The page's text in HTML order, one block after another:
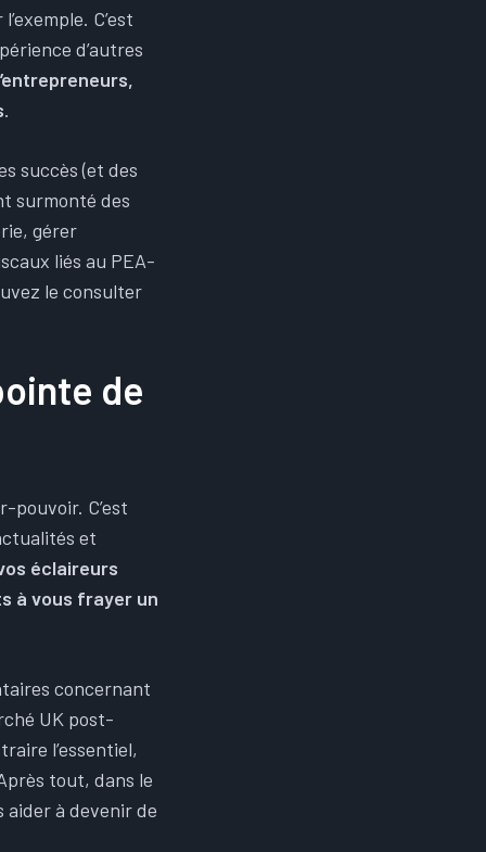
C’est
d’autres
.
succès (et des
surmonté des
gérer
liés au PEA-
le consulter
de
pouvoir. C’est
et
éclaireurs
à vous frayer un
concernant
UK post-
l’essentiel,
tout, dans le
aider à devenir de